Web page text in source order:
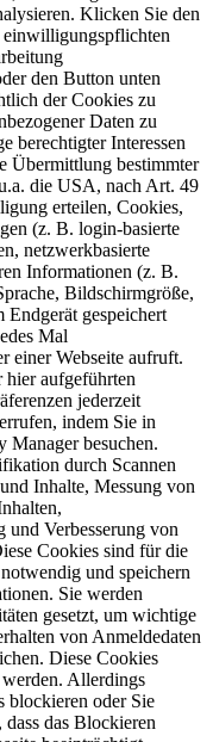
Klicken Sie den
einwilligungspflichten
den Button unten
der Cookies zu
Daten zu
berechtigter Interessen
Übermittlung bestimmter
die USA, nach Art. 49
erteilen, Cookies,
(z. B. login-basierte
netzwerkbasierte
Informationen (z. B.
Bildschirmgröße,
Endgerät gespeichert
Mal
einer Webseite aufruft.
hier aufgeführten
jederzeit
indem Sie in
Manager besuchen.
durch Scannen
Inhalte, Messung von
Verbesserung von
Cookies sind für die
und speichern
Sie werden
gesetzt, um wichtige
von Anmeldedaten
Diese Cookies
Allerdings
blockieren oder Sie
das Blockieren